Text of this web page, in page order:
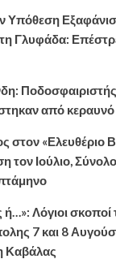
Υπόθεση
Γλυφάδα:
από
στον «Ελευθέριο
τον Ιούλιο,
Λόγιοι σκοποί
7 και 8
Καβάλας